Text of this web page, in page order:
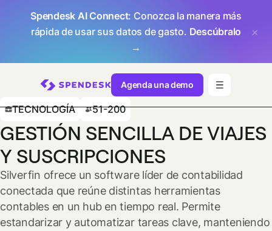
Spendesk AI Connect: Conozca la manera más
rápida de usar sus datos de gasto. Descúbralo
→
Agenda una demo
TECNOLOGÍA 51-200
GESTIÓN SENCILLA DE VIAJES
Y SUSCRIPCIONES
Silverfin ofrece un software líder de contabilidad
conectada que reúne distintas herramientas
contables en un hub en tiempo real. Permite
estandarizar y automatizar tareas clave, manteniendo